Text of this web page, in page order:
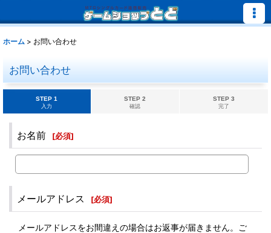
ホーム > お問い合わせ
お問い合わせ
STEP 1
入力
STEP 2
確認
STEP 3
完了
お名前 [必須]
メールアドレス [必須]
メールアドレスをお間違えの場合はお返事が届きません。ご